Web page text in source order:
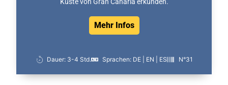
Mehr Infos
Dauer: 3-4 Std. Sprachen: DE | EN | ES N°31